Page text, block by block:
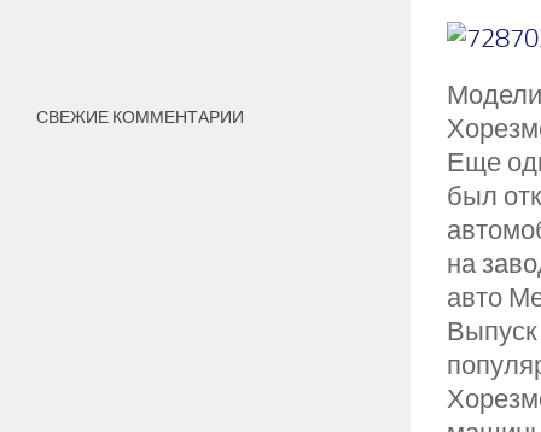
Еще
был
на
авто
СВЕЖИЕ КОММЕНТАРИИ